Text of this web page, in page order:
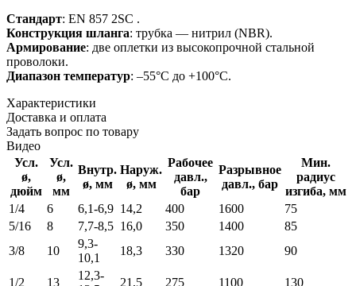
Стандарт: EN 857 2SC .
Конструкция шланга: трубка — нитрил (NBR).
Армирование: две оплетки из высокопрочной стальной
проволоки.
Диапазон температур: –55°C до +100°C.
Характеристики
Доставка и оплата
Задать вопрос по товару
Видео
Усл.
ø,
дюйм
Усл.
ø,
мм
Внутр.
ø, мм
Наруж.
ø, мм
Рабочее
давл.,
бар
Разрывное
давл., бар
Мин.
радиус
изгиба, мм
1/4
6 6,1-6,9 14,2 400 1600
75
5/16
8 7,7-8,5 16,0 350 1400
85
3/8
10
9,3-
10,1
18,3 330 1320 90
1/2 13
12,3-
21,5 275 1100 130